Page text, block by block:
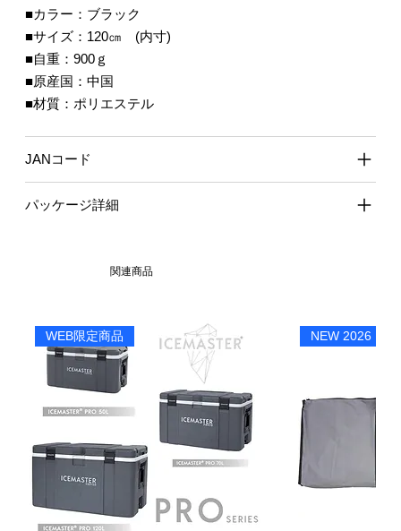
■カラー：ブラック
■サイズ：120㎝ (内寸)
■自重：900ｇ
■原産国：中国
■材質：ポリエステル
JANコード
パッケージ詳細
関連商品
WEB限定商品 NEW 2026